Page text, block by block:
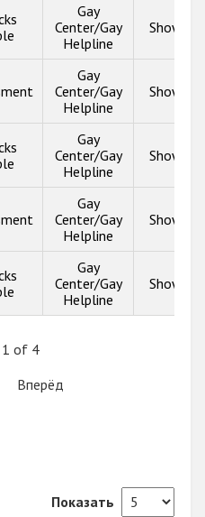
Gay
Center/Gay
Helpline
Show
Gay
Center/Gay
Helpline
Show
Gay
Center/Gay
Helpline
Show
Gay
Center/Gay
Helpline
Show
Gay
Center/Gay
Helpline
Show
1 of 4
Вперёд
Показать